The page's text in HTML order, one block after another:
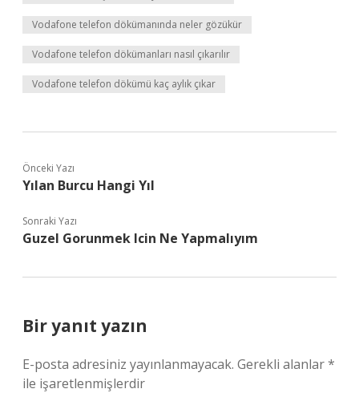
Vodafone telefon dökümanında neler gözükür
Vodafone telefon dökümanları nasıl çıkarılır
Vodafone telefon dökümü kaç aylık çıkar
Önceki Yazı
Yılan Burcu Hangi Yıl
Sonraki Yazı
Guzel Gorunmek Icin Ne Yapmalıyım
Bir yanıt yazın
E-posta adresiniz yayınlanmayacak. Gerekli alanlar*
ile işaretlenmişlerdir